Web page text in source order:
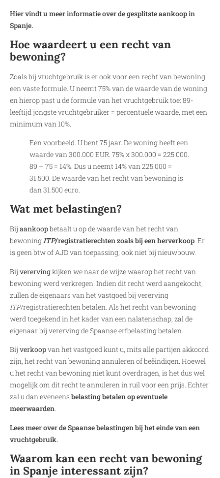
Hier vindt u meer informatie over de gesplitste aankoop in
Spanje.
Hoe waardeert u een recht van
bewoning?
Zoals bij vruchtgebruik is er ook voor een recht van bewoning
een vaste formule. U neemt 75% van de waarde van de woning
en hierop past u de formule van het vruchtgebruik toe: 89-
leeftijd jongste vruchtgebruiker = percentuele waarde, met een
minimum van 10%.
Een voorbeeld. U bent 75 jaar. De woning heeft een
waarde van 300.000 EUR. 75% x 300.000 = 225.000.
89 – 75 = 14%. Dus u neemt 14% van 225.000 =
31.500. De waarde van het recht van bewoning is
dan 31.500 euro.
Wat met belastingen?
Bij aankoopbetaalt u op de waarde van het recht van
bewoningITP/registratierechten zoals bij een herverkoop. Er
is geen btw of AJD van toepassing; ook niet bij nieuwbouw.
Bij verervingkijken we naar de wijze waarop het recht van
bewoning werd verkregen. Indien dit recht werd aangekocht,
zullen de eigenaars van het vastgoed bij vererving
ITP/registratierechten betalen. Als het recht van bewoning
werd toegekend in het kader van een nalatenschap, zal de
eigenaar bij vererving de Spaanse erfbelasting betalen.
Bij verkoopvan het vastgoed kunt u, mits alle partijen akkoord
zijn, het recht van bewoning annuleren of beëindigen. Hoewel
u het recht van bewoning niet kunt overdragen, is het dus wel
mogelijk om dit recht te annuleren in ruil voor een prijs. Echter
zal u dan eveneens belasting betalen op eventuele
meerwaarden.
Lees meer over de Spaanse belastingen bij het einde van een
vruchtgebruik.
Waarom kan een recht van bewoning
in Spanje interessant zijn?